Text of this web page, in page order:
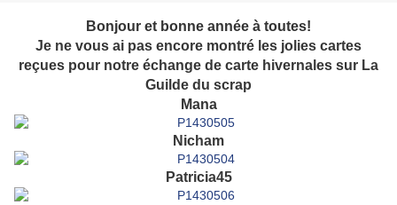
Bonjour et bonne année à toutes!
Je ne vous ai pas encore montré les jolies cartes
reçues pour notre échange de carte hivernales sur La
Guilde du scrap
Mana
Nicham
Patricia45